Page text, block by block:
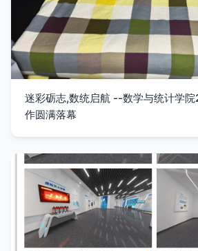
迷彩砺志,数统启航 --数学与统计学
作圆满落幕